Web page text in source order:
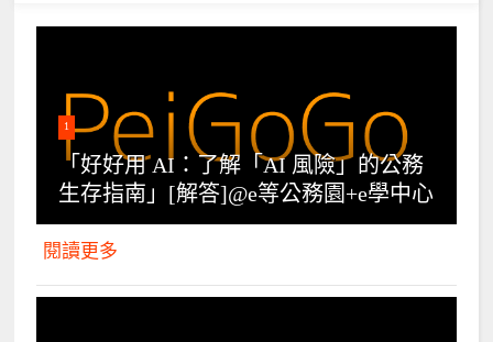
1
「好好用 AI：了解「AI 風險」的公務
生存指南」[解答]@e等公務園+e學中心
閱讀更多